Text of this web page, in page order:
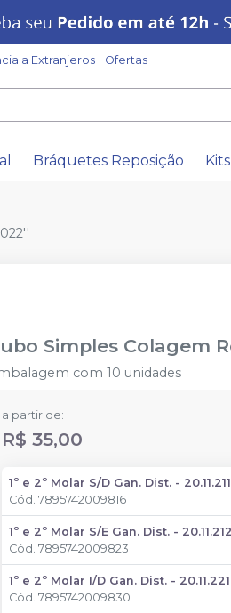
a Extranjeros Ofertas
Bráquetes Reposição
Simples Colagem
com 10 unidades
a partir de:
R$ 35,00
1º e 2º Molar S/D Gan. Dist. - 20.11.211
Cód.7895742009816
1º e 2º Molar S/E Gan. Dist. - 20.11.212
Cód.7895742009823
1º e 2º Molar I/D Gan. Dist. - 20.11.221
Cód.7895742009830